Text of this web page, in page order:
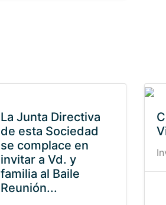
La Junta Directiva
de esta Sociedad
se complace en
invitar a Vd. y
familia al Baile
Reunión...